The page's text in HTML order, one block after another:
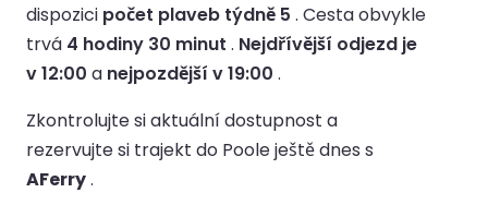
dispozici počet plaveb týdně 5 . Cesta obvykle
trvá 4 hodiny 30 minut . Nejdřívější odjezd je
v 12:00 a nejpozdější v 19:00 .
Zkontrolujte si aktuální dostupnost a
rezervujte si trajekt do Poole ještě dnes s
AFerry.